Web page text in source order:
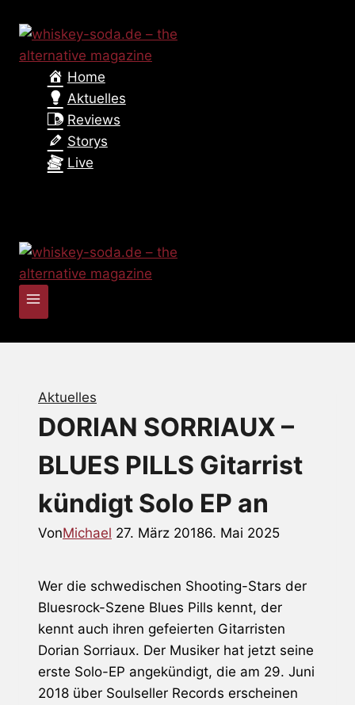
Inhalt
springen
Home
Aktuelles
Reviews
Storys
Live
Aktuelles
DORIAN SORRIAUX –
BLUES PILLS Gitarrist
kündigt Solo EP an
VonMichael 27. März 20186. Mai 2025
Wer die schwedischen Shooting-Stars der
Bluesrock-Szene Blues Pills kennt, der
kennt auch ihren gefeierten Gitarristen
Dorian Sorriaux. Der Musiker hat jetzt seine
erste Solo-EP angekündigt, die am 29. Juni
2018 über Soulseller Records erscheinen